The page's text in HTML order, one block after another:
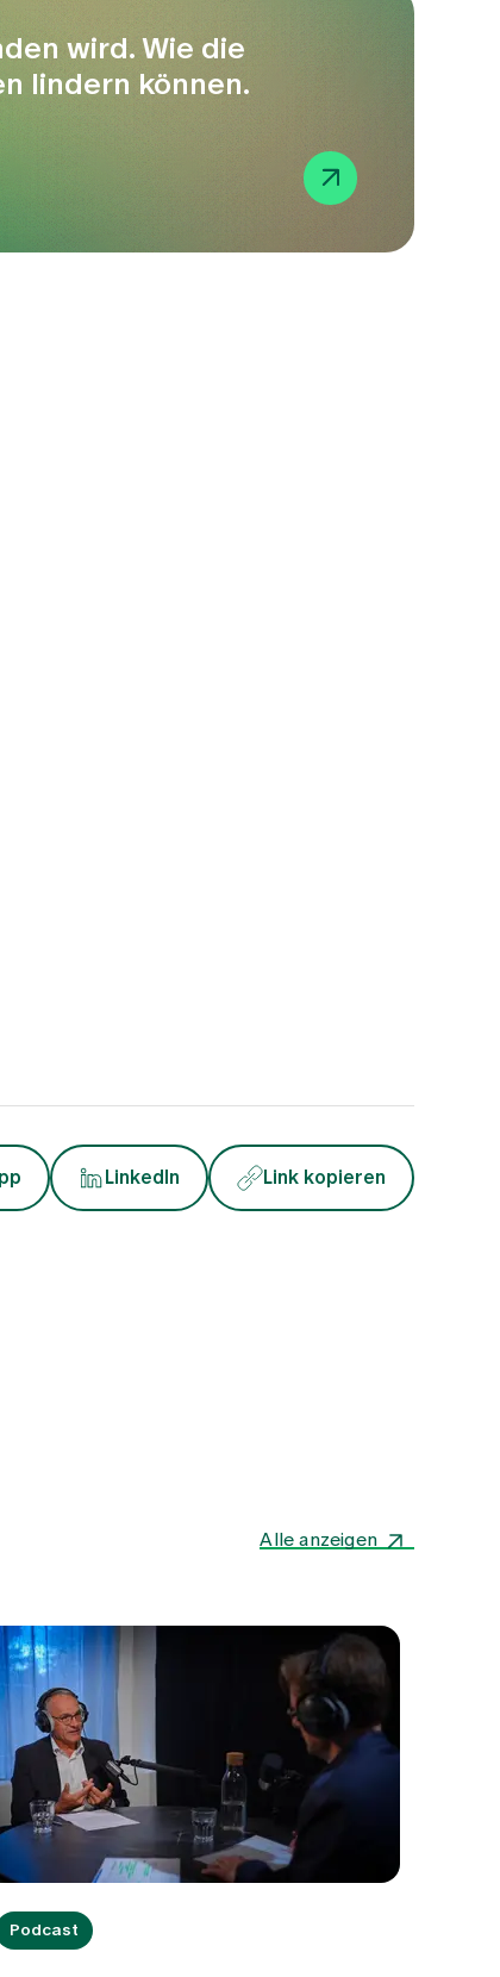
wird. Wie die
lindern können.
LinkedIn Link kopieren
Alle anzeigen
Podcast